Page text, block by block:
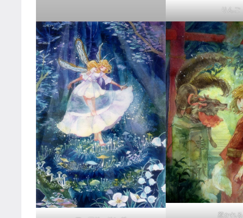
りんご
惹かれる